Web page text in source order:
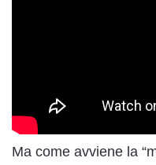
Ma come avviene la